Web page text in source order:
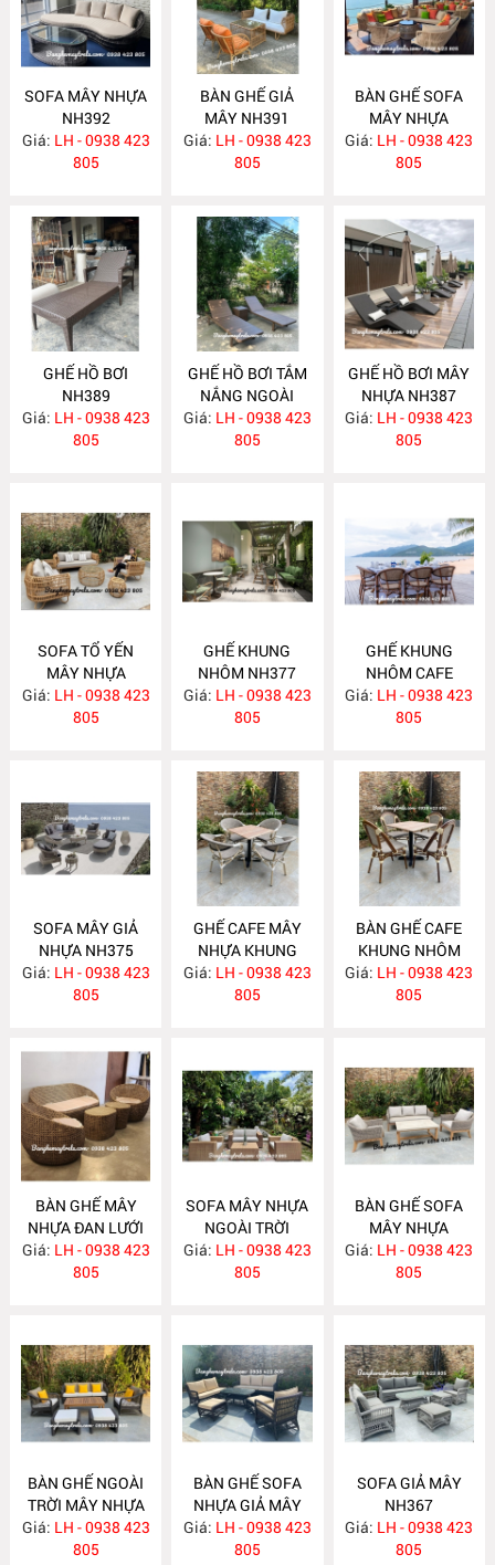
SOFA MÂY NHỰA
NH392
Giá: LH - 0938 423
805
BÀN GHẾ GIẢ
MÂY NH391
Giá: LH - 0938 423
805
BÀN GHẾ SOFA
MÂY NHỰA
NH390
Giá: LH - 0938 423
805
GHẾ HỒ BƠI
NH389
Giá: LH - 0938 423
805
GHẾ HỒ BƠI TẮM
NẮNG NGOÀI
TRỜI NH388
Giá: LH - 0938 423
805
GHẾ HỒ BƠI MÂY
NHỰA NH387
Giá: LH - 0938 423
805
SOFA TỔ YẾN
MÂY NHỰA
NH378
Giá: LH - 0938 423
805
GHẾ KHUNG
NHÔM NH377
Giá: LH - 0938 423
805
GHẾ KHUNG
NHÔM CAFE
NH376
Giá: LH - 0938 423
805
SOFA MÂY GIẢ
NHỰA NH375
Giá: LH - 0938 423
805
GHẾ CAFE MÂY
NHỰA KHUNG
NHÔM NH374
Giá: LH - 0938 423
805
BÀN GHẾ CAFE
KHUNG NHÔM
MÂY NHỰA
NH373
Giá: LH - 0938 423
805
BÀN GHẾ MÂY
NHỰA ĐAN LƯỚI
MẮT CÁO NH372
Giá: LH - 0938 423
805
SOFA MÂY NHỰA
NGOÀI TRỜI
NH371
Giá: LH - 0938 423
805
BÀN GHẾ SOFA
MÂY NHỰA
NH370
Giá: LH - 0938 423
805
BÀN GHẾ NGOÀI
TRỜI MÂY NHỰA
NH369
Giá: LH - 0938 423
805
BÀN GHẾ SOFA
NHỰA GIẢ MÂY
NH368
Giá: LH - 0938 423
805
SOFA GIẢ MÂY
NH367
Giá: LH - 0938 423
805